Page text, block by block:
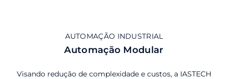
AUTOMAÇÃO INDUSTRIAL
Automação Modular
Visando redução de complexidade e custos, a IASTECH